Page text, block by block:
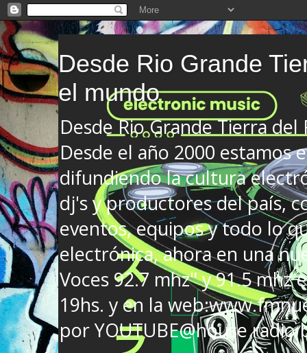
Desde Rio Grande
el mundo
Desde Rio Grande Tierra
Desde el año 2000 estamos
difundiendo la cultura
dj's y productores del país,
eventos, equipos y todo lo
electrónica, ahora en una
Voces 92.7 mhz" y 91.5 mhz
19hs. y en la
por YOUTUBE@house radio